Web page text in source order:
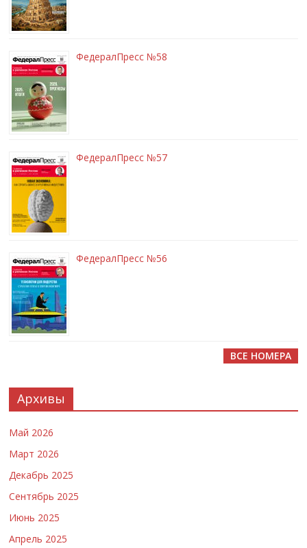
ФедералПресс №58
ФедералПресс №57
ФедералПресс №56
ВСЕ НОМЕРА
Архивы
Май 2026
Март 2026
Декабрь 2025
Сентябрь 2025
Июнь 2025
Апрель 2025